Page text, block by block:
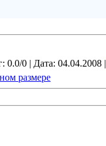
0.0/0 | Дата: 04.04.2008 |
размере